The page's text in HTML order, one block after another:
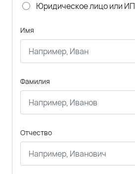
Юридическое лицо или ИП
Имя
Фамилия
Отчество